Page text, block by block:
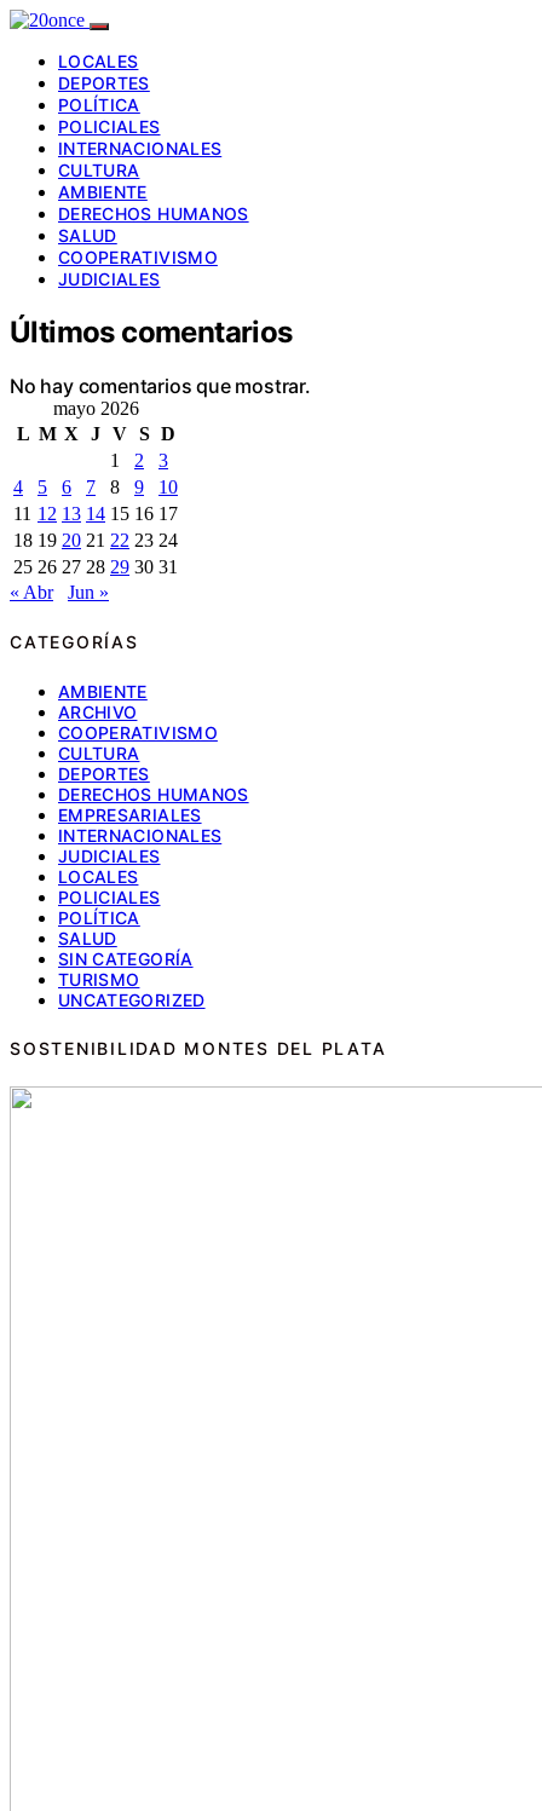
LOCALES
DEPORTES
POLÍTICA
POLICIALES
INTERNACIONALES
CULTURA
AMBIENTE
DERECHOS HUMANOS
SALUD
COOPERATIVISMO
JUDICIALES
Últimos comentarios
No hay comentarios que mostrar.
mayo 2026
L M X J V S D
1
2
3
4
5 6 7 8 9
10
11 12 13 14 15 16 17
18 19 20 21 22 23 24
25 26 27 28 29 30 31
« Abr
Jun »
CATEGORÍAS
AMBIENTE
ARCHIVO
COOPERATIVISMO
CULTURA
DEPORTES
DERECHOS HUMANOS
EMPRESARIALES
INTERNACIONALES
JUDICIALES
LOCALES
POLICIALES
POLÍTICA
SALUD
SIN CATEGORÍA
TURISMO
UNCATEGORIZED
SOSTENIBILIDAD MONTES DEL PLATA